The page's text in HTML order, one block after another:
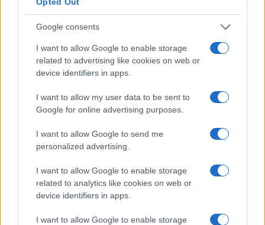
Google consents
I want to allow Google to enable storage
related to advertising like cookies on web or
device identifiers in apps.
I want to allow my user data to be sent to
Google for online advertising purposes.
I want to allow Google to send me
personalized advertising.
I want to allow Google to enable storage
related to analytics like cookies on web or
device identifiers in apps.
I want to allow Google to enable storage
Dimitris Papastergiou
Minister of Digital Governance
Alexandra Palli
Deputy Regional Governor for
Entrepreneurship & European
Programming in Attica
Attica Region